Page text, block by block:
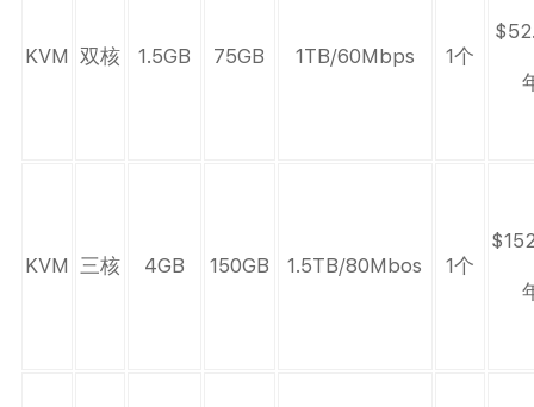
KVM 双核 1.5GB 75GB 1TB/60Mbps 1个
KVM 三核 4GB 150GB 1.5TB/80Mbos 1个